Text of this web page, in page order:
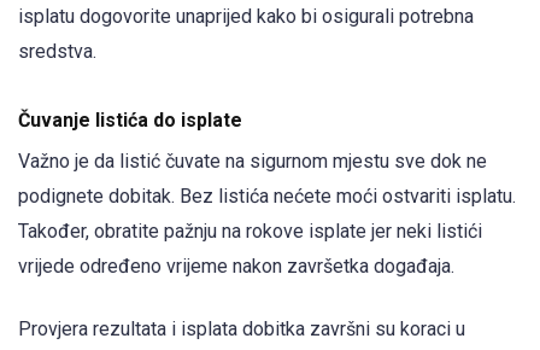
isplatu dogovorite unaprijed kako bi osigurali potrebna
sredstva.
Čuvanje listića do isplate
Važno je da listić čuvate na sigurnom mjestu sve dok ne
podignete dobitak. Bez listića nećete moći ostvariti isplatu.
Također, obratite pažnju na rokove isplate jer neki listići
vrijede određeno vrijeme nakon završetka događaja.
Provjera rezultata i isplata dobitka završni su koraci u